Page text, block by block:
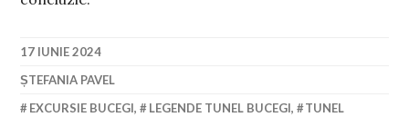
17 IUNIE 2024
ȘTEFANIA PAVEL
EXCURSIE BUCEGI, LEGENDE TUNEL BUCEGI,
TUNEL